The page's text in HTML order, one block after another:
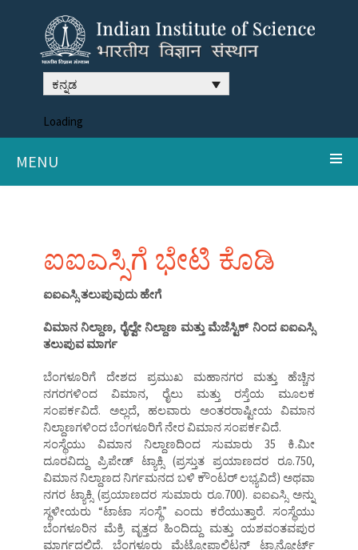
ಕನ್ನಡ
Loading
MENU
ಐಐಎಸ್ಸಿಗೆ ಭೇಟಿ ಕೊಡಿ
ಐಐಎಸ್ಸಿ ತಲುಪುವುದು ಹೇಗೆ
ವಿಮಾನ ನಿಲ್ದಾಣ, ರೈಲ್ವೇ ನಿಲ್ದಾಣ ಮತ್ತು ಮೆಜೆಸ್ಟಿಕ್ ನಿಂದ ಐಐಎಸ್ಸಿ
ತಲುಪುವ ಮಾರ್ಗ
ಬೆಂಗಳೂರಿಗೆ ದೇಶದ ಪ್ರಮುಖ ಮಹಾನಗರ ಮತ್ತು ಹೆಚ್ಚಿನ
ನಗರಗಳಿಂದ ವಿಮಾನ, ರೈಲು ಮತ್ತು ರಸ್ತೆಯ ಮೂಲಕ
ಸಂಪರ್ಕವಿದೆ. ಅಲ್ಲದೆ, ಹಲವಾರು ಅಂತರರಾಷ್ಟೀಯ ವಿಮಾನ
ನಿಲ್ದಾಣಗಳಿಂದ ಬೆಂಗಳೂರಿಗೆ ನೇರ ವಿಮಾನ ಸಂಪರ್ಕವಿದೆ.
ಸಂಸ್ಥೆಯು ವಿಮಾನ ನಿಲ್ದಾಣದಿಂದ ಸುಮಾರು 35 ಕಿ.ಮೀ
ದೂರವಿದ್ದು ಪ್ರಿಪೇಡ್ ಟ್ಯಾಕ್ಸಿ (ಪ್ರಸ್ತುತ ಪ್ರಯಾಣದರ ರೂ.750,
ವಿಮಾನ ನಿಲ್ದಾಣದ ನಿರ್ಗಮನದ ಬಳಿ ಕೌಂಟರ್ ಲಭ್ಯವಿದೆ) ಅಥವಾ
ನಗರ ಟ್ಯಾಕ್ಸಿ (ಪ್ರಯಾಣದರ ಸುಮಾರು ರೂ.700). ಐಐಎಸ್ಸಿ ಅನ್ನು
ಸ್ಥಳೀಯರು “ಟಾಟಾ ಸಂಸ್ಥೆ” ಎಂದು ಕರೆಯುತ್ತಾರೆ. ಸಂಸ್ಥೆಯು
ಬೆಂಗಳೂರಿನ ಮೆಕ್ರಿ ವೃತ್ತದ ಹಿಂದಿದ್ದು ಮತ್ತು ಯಶವಂತವಪುರ
ಮಾರ್ಗದಲ್ಲಿದೆ. ಬೆಂಗಳೂರು ಮೆಟ್ರೋಪಾಲಿಟನ್ ಟ್ರಾನ್ಫೋರ್ಟ್